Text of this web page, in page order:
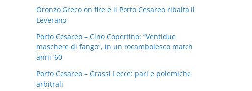
Oronzo Greco on fire e il Porto Cesareo ribalta il
Leverano
Porto Cesareo – Cino Copertino: “Ventidue
maschere di fango”, in un rocambolesco match
anni ’60
Porto Cesareo – Grassi Lecce: pari e polemiche
arbitrali